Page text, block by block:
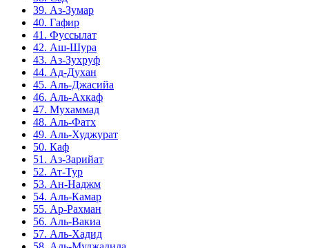
39. Аз-Зумар
40. Гафир
41. Фуссылат
42. Аш-Шура
43. Аз-Зухруф
44. Ад-Духан
45. Аль-Джасийа
46. Аль-Ахкаф
47. Мухаммад
48. Аль-Фатх
49. Аль-Худжурат
50. Каф
51. Аз-Зарийат
52. Ат-Тур
53. Ан-Наджм
54. Аль-Камар
55. Ар-Рахман
56. Аль-Вакиа
57. Аль-Хадид